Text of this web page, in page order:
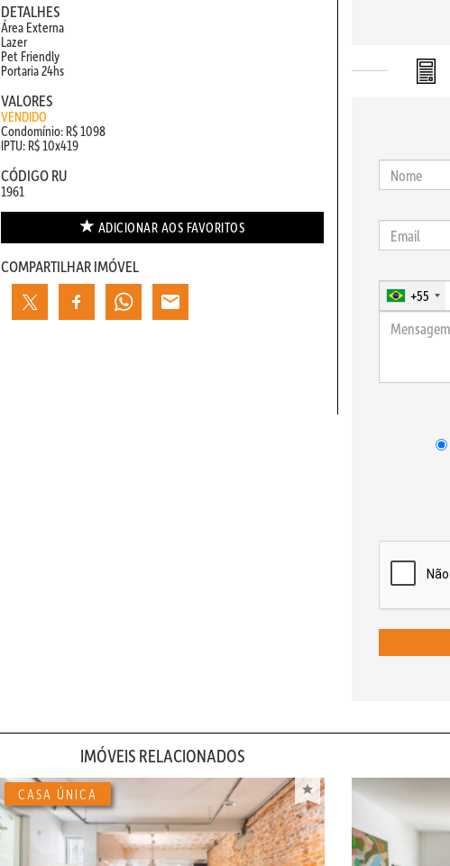
DETALHES
Área Externa
Lazer
Pet Friendly
Portaria 24hs
VALORES
VENDIDO
Condomínio: R$ 1098
IPTU: R$ 10x419
CÓDIGO RU
1961
ADICIONAR AOS FAVORITOS
COMPARTILHAR IMÓVEL
+55
IMÓVEIS RELACIONADOS